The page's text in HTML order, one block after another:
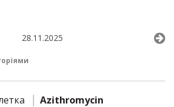
28.11.2025
Azithromycin